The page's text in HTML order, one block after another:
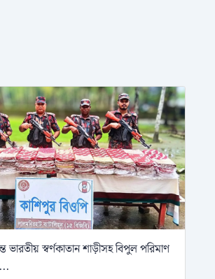
ভারতীয় স্বর্ণকাতান শাড়ীসহ বিপুল পরিমাণ